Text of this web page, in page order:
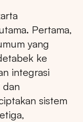
Pertama,
yang
ke
integrasi
dan
sistem